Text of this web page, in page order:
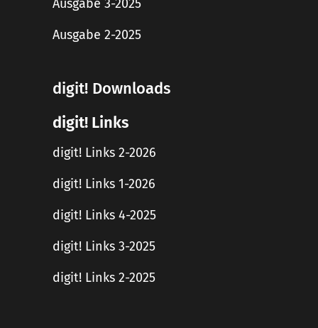
Ausgabe 3-2025
Ausgabe 2-2025
digit! Downloads
digit! Links
digit! Links 2-2026
digit! Links 1-2026
digit! Links 4-2025
digit! Links 3-2025
digit! Links 2-2025